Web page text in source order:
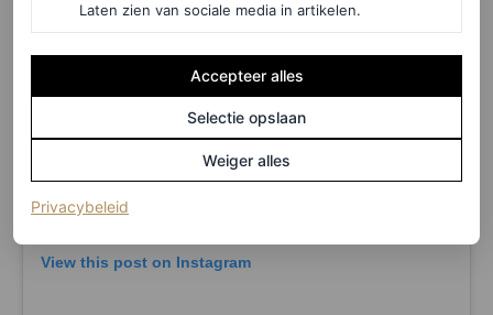
View this post on Instagram
Laten zien van sociale media in artikelen.
Accepteer alles
Selectie opslaan
Weiger alles
Privacybeleid